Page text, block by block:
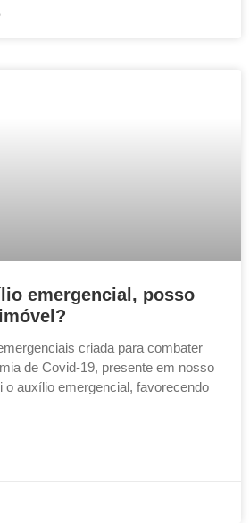
emergencial, posso
criada para combater
de Covid-19, presente em nosso
o auxílio emergencial, favorecendo